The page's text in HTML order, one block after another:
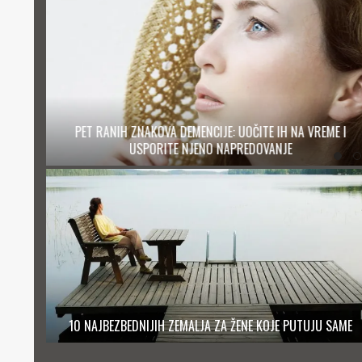
JEDNOSTAVAN RECEPT ZA NAJBOLJI ORGAZAM
10 NAJBEZBEDNIJIH ZEMALJA ZA ŽENE KOJE PUTUJU SAME